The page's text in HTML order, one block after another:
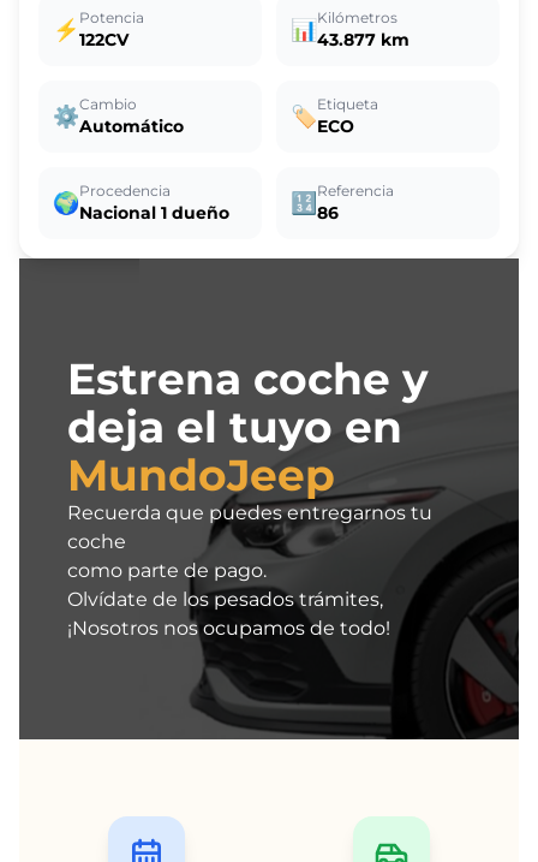
⚡ Potencia
122CV 📊Kilómetros
43.877 km
⚙️Cambio
Automático 🏷️Etiqueta
ECO
🌍Procedencia
Nacional 1 dueño 🔢 Referencia
86
Estrena coche y
deja el tuyo en
MundoJeep
Recuerda que puedes entregarnos tu
coche
como parte de pago.
Olvídate de los pesados trámites,
¡Nosotros nos ocupamos de todo!